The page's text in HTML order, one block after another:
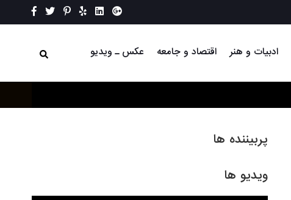
ادبیات و هنر اقتصاد و جامعه عکس ـ ویدیو
پربیننده ها
ویدیو ها